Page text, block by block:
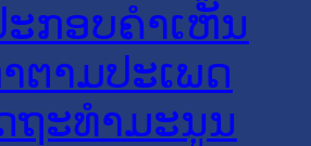
ກອບຄໍາເຫັນ
ຕາມປະເພດ
ຖະທໍາມະນູນ